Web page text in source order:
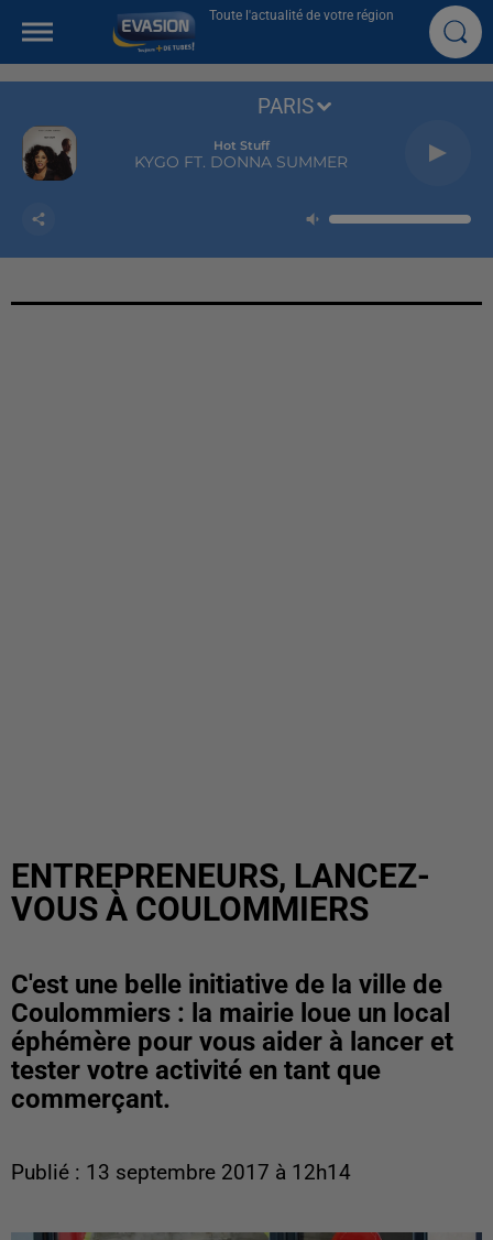
Toute l'actualité de votre région
Hot Stuff
KYGO FT. DONNA SUMMER
PARIS
ENTREPRENEURS, LANCEZ-
VOUS À COULOMMIERS
C'est une belle initiative de la ville de
Coulommiers : la mairie loue un local
éphémère pour vous aider à lancer et
tester votre activité en tant que
commerçant.
Publié : 13 septembre 2017 à 12h14